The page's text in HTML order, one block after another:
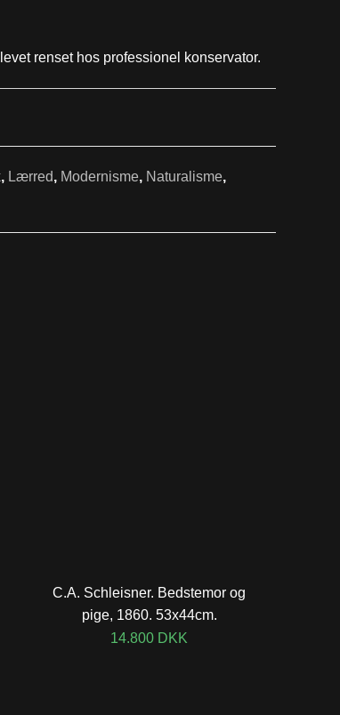
renset hos professionel konservator.
, Lærred, Modernisme, Naturalisme,
C.A. Schleisner. Bedstemor og
pige, 1860. 53x44cm.
14.800 DKK